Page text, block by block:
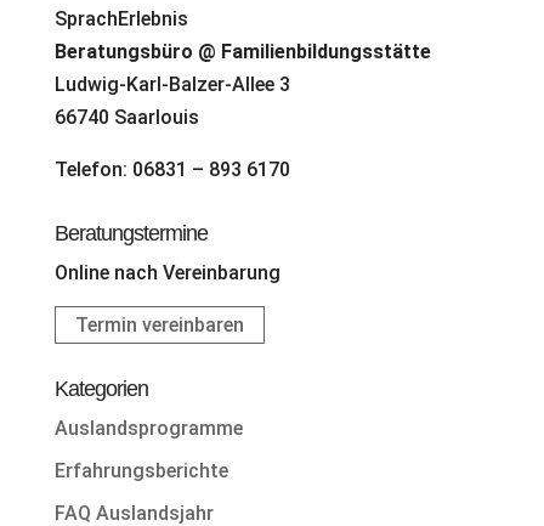
SprachErlebnis
Beratungsbüro @ Familienbildungsstätte
Ludwig-Karl-Balzer-Allee 3
66740 Saarlouis
Telefon: 06831 – 893 6170
Beratungstermine
Online nach Vereinbarung
Termin vereinbaren
Kategorien
Auslandsprogramme
Erfahrungsberichte
FAQ Auslandsjahr